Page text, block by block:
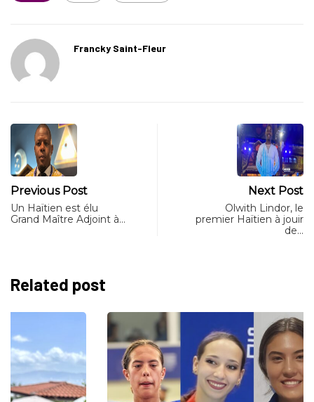
Francky Saint-Fleur
Previous Post
Un Haïtien est élu
Grand Maître Adjoint à…
Next Post
Olwith Lindor, le
premier Haïtien à jouir
de…
Related post